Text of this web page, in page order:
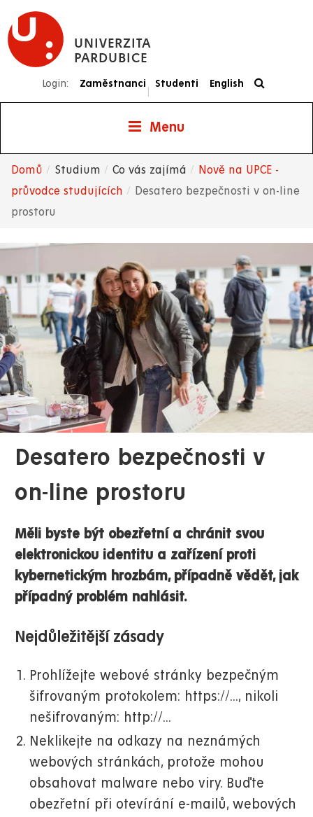
Přejít
hlavnímu
UNIVERZITA
PARDUBICE
Login: Zaměstnanci
|
Studenti English
Menu
Drobečková
navigace
Domů Studium Co vás zajímá
Nově na UPCE -
průvodce studujících
Desatero bezpečnosti v on-line
prostoru
Desatero bezpečnosti v
on-line prostoru
Měli byste být obezřetní a chránit svou
elektronickou identitu a zařízení proti
kybernetickým hrozbám, případně vědět, jak
případný problém nahlásit.
Nejdůležitější zásady
Prohlížejte webové stránky bezpečným
šifrovaným protokolem: https://..., nikoli
nešifrovaným: http://...
Neklikejte na odkazy na neznámých
webových stránkách, protože mohou
obsahovat malware nebo viry. Buďte
obezřetní při otevírání e-mailů, webových